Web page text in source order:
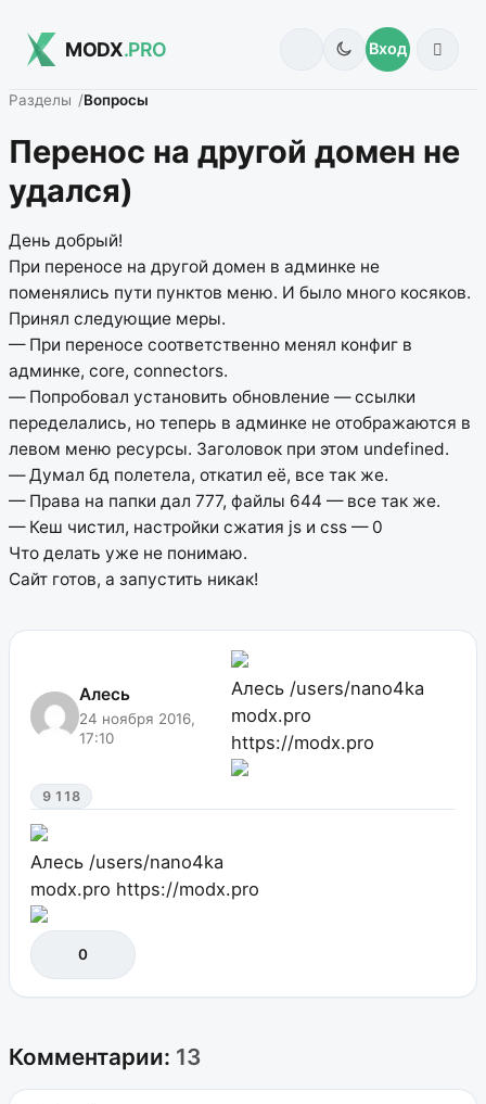
MODX.PRO Вход
Разделы Вопросы
Перенос на другой домен не
удался)
День добрый!
При переносе на другой домен в админке не
поменялись пути пунктов меню. И было много косяков.
Принял следующие меры.
— При переносе соответственно менял конфиг в
админке, core, connectors.
— Попробовал установить обновление — ссылки
переделались, но теперь в админке не отображаются в
левом меню ресурсы. Заголовок при этом undefined.
— Думал бд полетела, откатил её, все так же.
— Права на папки дал 777, файлы 644 — все так же.
— Кеш чистил, настройки сжатия js и css — 0
Что делать уже не понимаю.
Сайт готов, а запустить никак!
Алесь
24 ноября 2016,
17:10
Алесь /users/nano4ka
modx.pro
https://modx.pro
9 118
Алесь /users/nano4ka
modx.pro https://modx.pro
0
Комментарии: 13